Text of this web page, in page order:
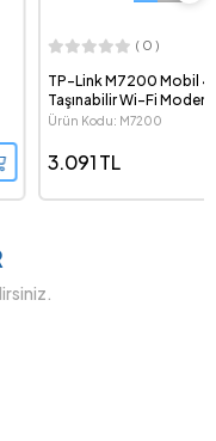
( 0 )
M7200 Mobil 4G LTE
Wi-Fi Modem
M7200
TL